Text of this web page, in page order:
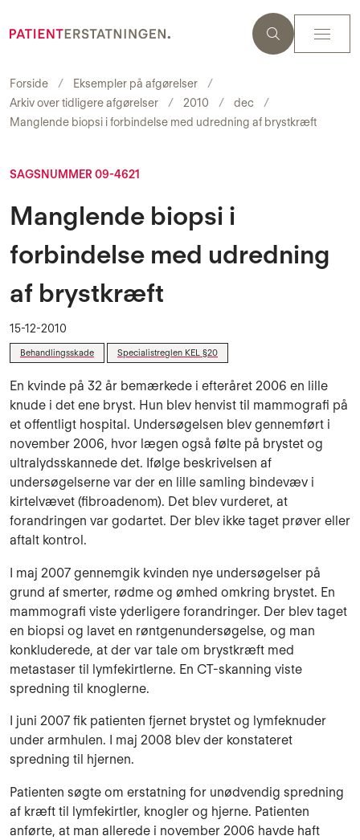
Forside
Eksempler på afgørelser
Arkiv over tidligere afgørelser
2010
dec
Manglende biopsi i forbindelse med udredning af brystkræft
SAGSNUMMER 09-4621
Manglende biopsi i
forbindelse med udredning
af brystkræft
15-12-2010
Behandlingsskade Specialistreglen KEL §20
En kvinde på 32 år bemærkede i efteråret 2006 en lille
knude i det ene bryst. Hun blev henvist til mammografi på
et offentligt hospital. Undersøgelsen blev gennemført i
november 2006, hvor lægen også følte på brystet og
ultralydsskannede det. Ifølge beskrivelsen af
undersøgelserne var der en lille samling bindevæv i
kirtelvævet (fibroadenom). Det blev vurderet, at
forandringen var godartet. Der blev ikke taget prøver eller
aftalt kontrol.
I maj 2007 gennemgik kvinden nye undersøgelser på
grund af smerter, rødme og ømhed omkring brystet. En
mammografi viste yderligere forandringer. Der blev taget
en biopsi og lavet en røntgenundersøgelse, og man
konkluderede, at der var tale om brystkræft med
metastaser til lymfekirtlerne. En CT-skanning viste
spredning til knoglerne.
I juni 2007 fik patienten fjernet brystet og lymfeknuder
under armhulen. I maj 2008 blev der konstateret
spredning til hjernen.
Patienten søgte om erstatning for unødvendig spredning
af kræft til lymfekirtler, knogler og hjerne. Patienten
anførte, at man allerede i november 2006 havde haft